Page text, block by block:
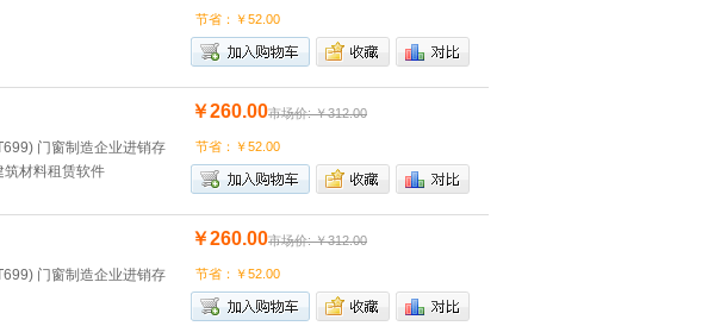
节省：￥52.00
门窗制造企业进销存
材料租赁软件
￥260.00市场价: ￥312.00
节省：￥52.00
门窗制造企业进销存
￥260.00市场价: ￥312.00
节省：￥52.00